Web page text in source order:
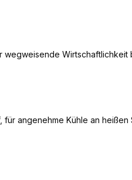
wegweisende
angenehme Kühle an heißen